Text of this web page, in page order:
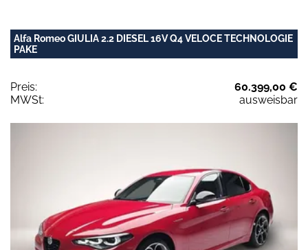
Alfa Romeo GIULIA 2.2 DIESEL 16V Q4 VELOCE TECHNOLOGIE
PAKE
Preis:
60.399,00 €
MWSt:
ausweisbar